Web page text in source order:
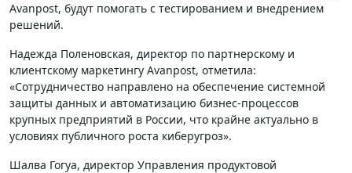
Avanpost, будут помогать с тестированием и внедрением
решений.
Надежда Поленовская, директор по партнерскому и
клиентскому маркетингу Avanpost, отметила:
«Сотрудничество направлено на обеспечение системной
защиты данных и автоматизацию бизнес-процессов
крупных предприятий в России, что крайне актуально в
условиях публичного роста киберугроз».
Шалва Гогуа, директор Управления продуктовой